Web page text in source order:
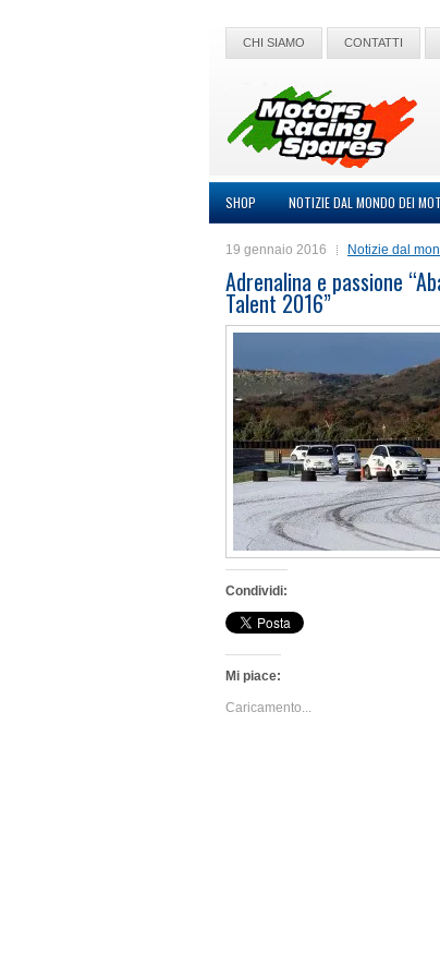
CHI SIAMO CONTATTI
SHOP NOTIZIE DAL MONDO DEI
19 gennaio 2016 Notizie dal
Adrenalina e passione
Talent 2016”
Condividi:
Mi piace:
Caricamento...